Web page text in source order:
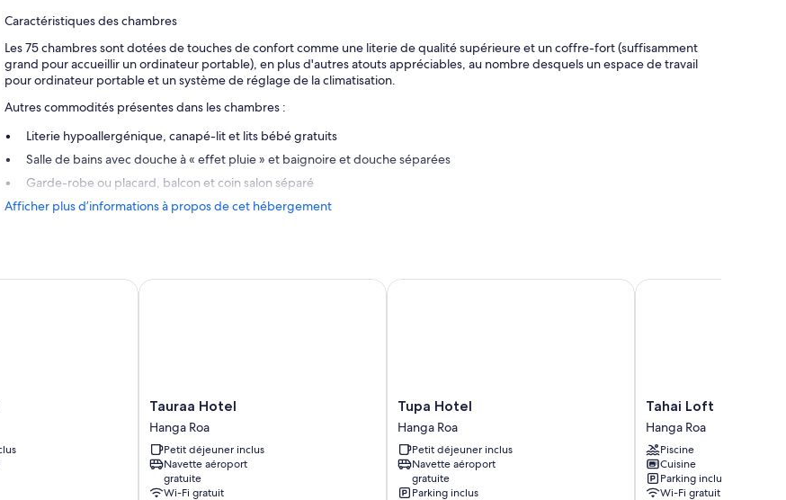
Caractéristiques des chambres
Les 75 chambres sont dotées de touches de confort comme une literie de qualité supérieure et un coffre-fort (suffisamment
grand pour accueillir un ordinateur portable), en plus d'autres atouts appréciables, au nombre desquels un espace de travail
pour ordinateur portable et un système de réglage de la climatisation.
Autres commodités présentes dans les chambres :
Literie hypoallergénique, canapé-lit et lits bébé gratuits
Salle de bains avec douche à « effet pluie » et baignoire et douche séparées
Garde-robe ou placard, balcon et coin salon séparé
Afficher plus d’informations à propos de cet hébergement
Tauraa
Hotel
Hanga
Roa
Tauraa Hotel
Hanga Roa
Petit déjeuner inclus
Navette aéroport
gratuite
Wi-Fi gratuit
Tauraa Hotel
Tupa
Hotel
Hanga
Roa
Tupa Hotel
Hanga Roa
Petit déjeuner inclus
Navette aéroport
gratuite
Parking inclus
Tupa Hotel
Tahai
Loft
Hanga
Roa
Tahai Loft
Hanga Roa
Piscine
Cuisine
Parking inclus
Wi-Fi gratuit
Tahai Loft